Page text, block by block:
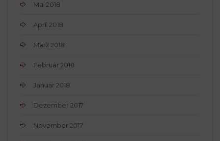
Mai 2018
April 2018
März 2018
Februar 2018
Januar 2018
Dezember 2017
November 2017